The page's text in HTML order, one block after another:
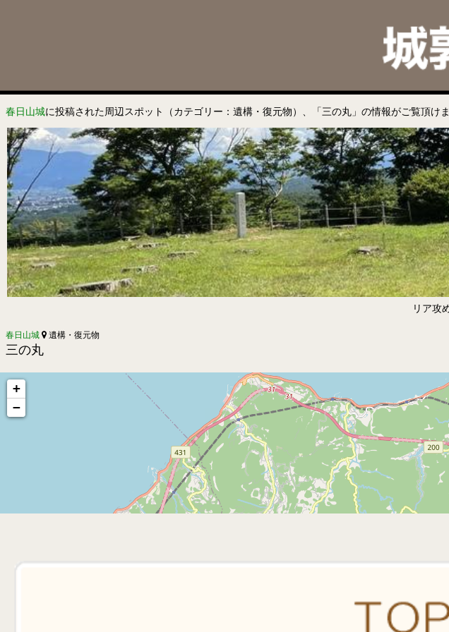
春日山城に投稿された周辺スポット（カテゴリー：遺構・復元物）、「三の丸」の情報がご覧頂けま
リア攻
春日山城 遺構・復元物
三の丸
+
−